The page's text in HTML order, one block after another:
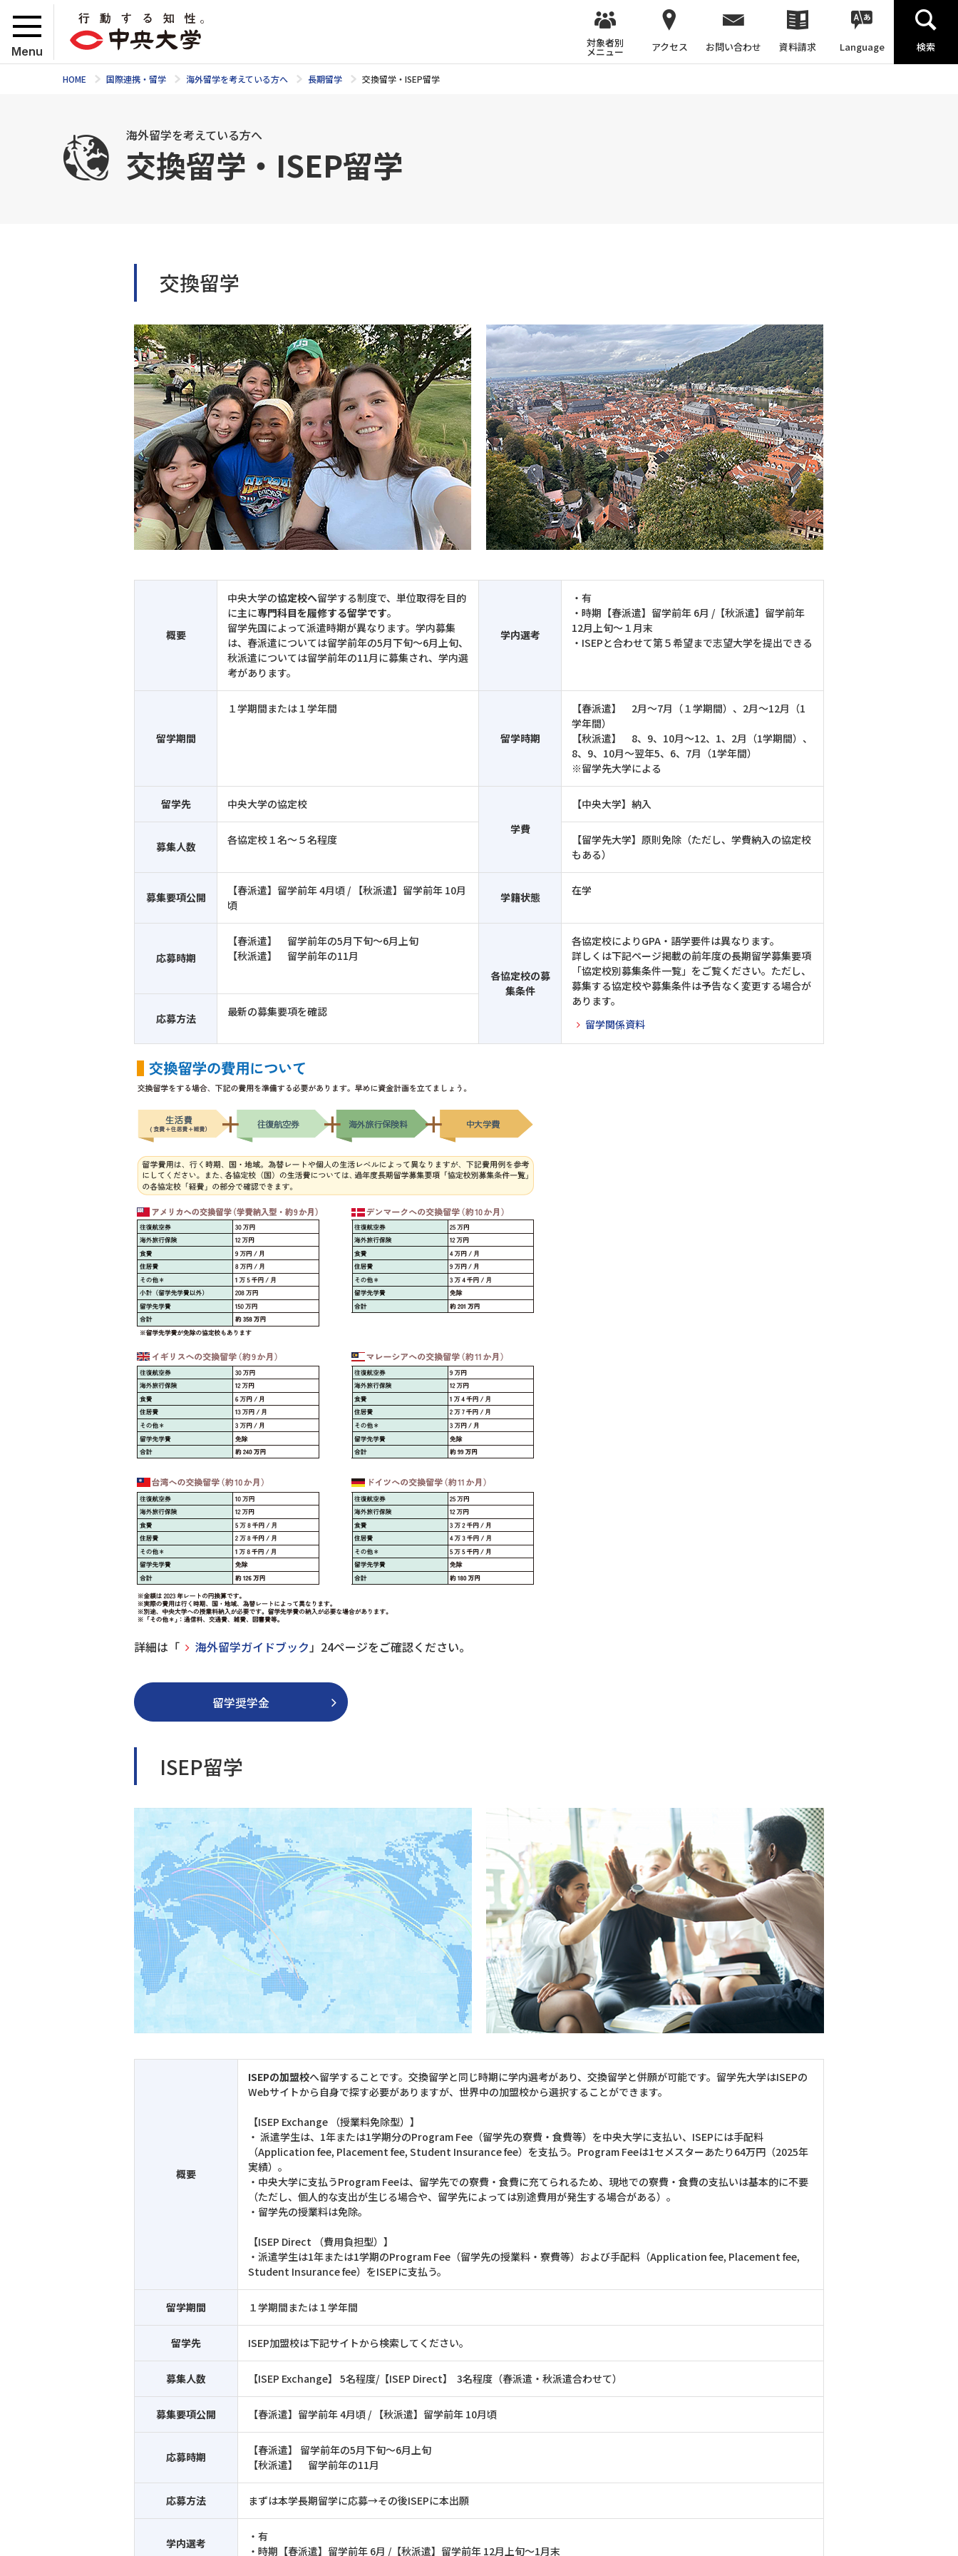
Menu
対象者別
メニュー アクセス お問い合わせ 資料請求 Language 検索
HOME 国際連携・留学 海外留学を考えている方へ 長期留学 交換留学・ISEP留学
海外留学を考えている方へ
交換留学・ISEP留学
交換留学
概要
中央大学の協定校へ留学する制度で、単位取得を目的
に主に専門科目を履修する留学です。
留学先国によって派遣時期が異なります。学内募集
は、春派遣については留学前年の5月下旬～6月上旬、
秋派遣については留学前年の11月に募集され、学内選
考があります。
学内選考
・有
・時期【春派遣】留学前年 6月 /【秋派遣】留学前年
12月上旬～１月末
・ISEPと合わせて第５希望まで志望大学を提出できる
留学期間
１学期間または１学年間
留学時期
【春派遣】 2月～7月（１学期間）、2月～12月（1
学年間）
【秋派遣】 8、9、10月～12、1、2月（1学期間）、
8、9、10月～翌年5、6、7月（1学年間）
※留学先大学による
留学先
中央大学の協定校
学費
【中央大学】納入
募集人数 各協定校１名～５名程度
【留学先大学】原則免除（ただし、学費納入の協定校
もある）
募集要項公開
【春派遣】留学前年 4月頃 / 【秋派遣】留学前年 10月
頃
学籍状態 在学
応募時期
【春派遣】 留学前年の5月下旬～6月上旬
【秋派遣】 留学前年の11月
各協定校の募
集条件
各協定校によりGPA・語学要件は異なります。
詳しくは下記ページ掲載の前年度の長期留学募集要項
「協定校別募集条件一覧」をご覧ください。ただし、
募集する協定校や募集条件は予告なく変更する場合が
あります。
留学関係資料
応募方法 最新の募集要項を確認
詳細は「 海外留学ガイドブック 」24ページをご確認ください。
留学奨学金
ISEP留学
概要
ISEPの加盟校へ留学することです。交換留学と同じ時期に学内選考があり、交換留学と併願が可能です。留学先大学はISEPの
Webサイトから自身で探す必要がありますが、世界中の加盟校から選択することができます。
【ISEP Exchange （授業料免除型）】
・ 派遣学生は、1年または1学期分のProgram Fee（留学先の寮費・食費等）を中央大学に支払い、ISEPには手配料
（Application fee, Placement fee, Student Insurance fee）を支払う。Program Feeは1セメスターあたり64万円（2025年
実績）。
・中央大学に支払うProgram Feeは、留学先での寮費・食費に充てられるため、現地での寮費・食費の支払いは基本的に不要
（ただし、個人的な支出が生じる場合や、留学先によっては別途費用が発生する場合がある）。
・留学先の授業料は免除。
【ISEP Direct （費用負担型）】
・派遣学生は1年または1学期のProgram Fee（留学先の授業料・寮費等）および手配料（Application fee, Placement fee,
Student Insurance fee）をISEPに支払う。
留学期間 １学期間または１学年間
留学先 ISEP加盟校は下記サイトから検索してください。
募集人数 【ISEP Exchange】 5名程度/【ISEP Direct】 3名程度（春派遣・秋派遣合わせて）
募集要項公開 【春派遣】留学前年 4月頃 / 【秋派遣】留学前年 10月頃
応募時期
【春派遣】 留学前年の5月下旬～6月上旬
【秋派遣】 留学前年の11月
応募方法 まずは本学長期留学に応募→その後ISEPに本出願
学内選考
・有
・時期【春派遣】留学前年 6月 /【秋派遣】留学前年 12月上旬～1月末